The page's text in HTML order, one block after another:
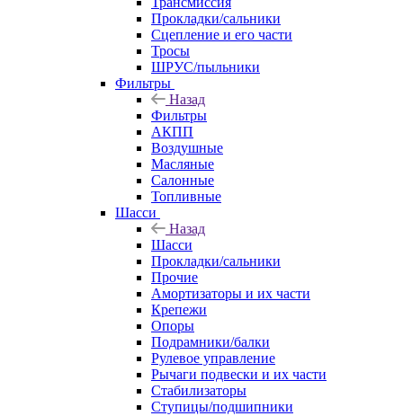
Прокладки/сальники
Сцепление и его части
Тросы
ШРУС/пыльники
Фильтры
Назад
Фильтры
АКПП
Воздушные
Масляные
Салонные
Топливные
Шасси
Назад
Шасси
Прокладки/сальники
Прочие
Амортизаторы и их части
Крепежи
Опоры
Подрамники/балки
Рулевое управление
Рычаги подвески и их части
Стабилизаторы
Ступицы/подшипники